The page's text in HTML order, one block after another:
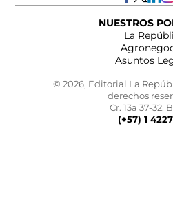
NUESTROS
La
Asuntos
© 2026, Editorial La
derechos
Cr. 13a 37-32,
(+57) 1